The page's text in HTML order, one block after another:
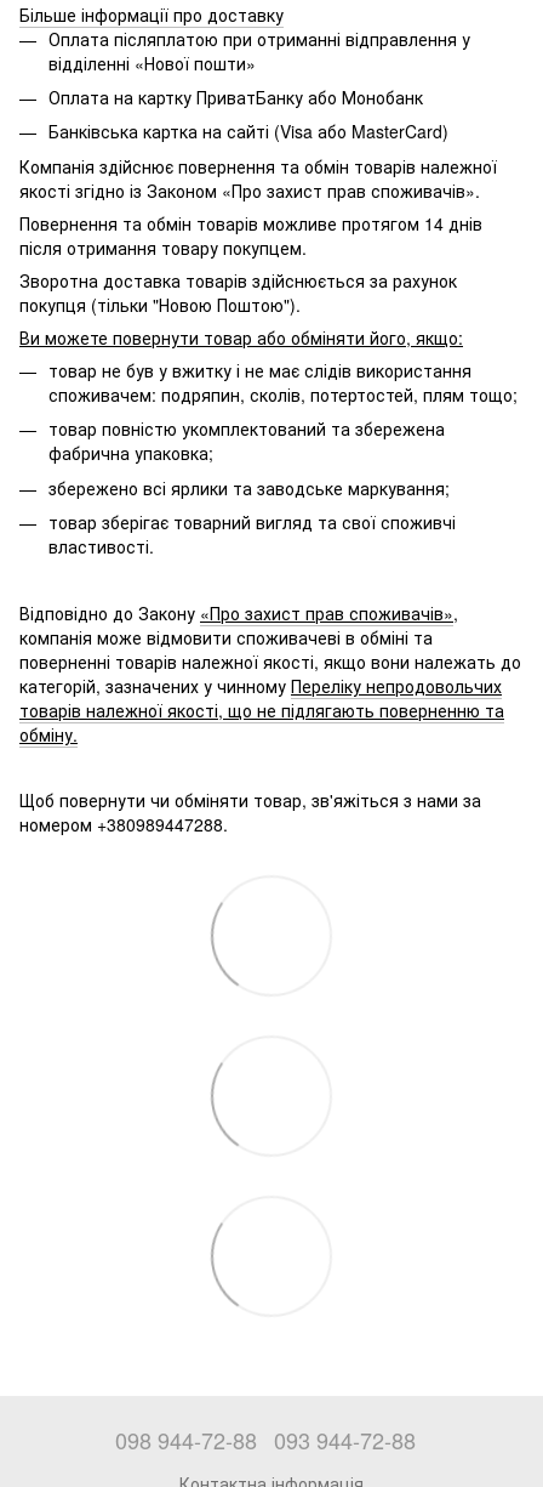
Більше інформації про доставку
Оплата післяплатою при отриманні відправлення у
відділенні «Нової пошти»
Оплата на картку ПриватБанку або Монобанк
Банківська картка на сайті (Visa або MasterCard)
Компанія здійснює повернення та обмін товарів належної
якості згідно із Законом «Про захист прав споживачів».
Повернення та обмін товарів можливе протягом 14 днів
після отримання товару покупцем.
Зворотна доставка товарів здійснюється за рахунок
покупця (тільки "Новою Поштою").
Ви можете повернути товар або обміняти його, якщо:
товар не був у вжитку і не має слідів використання
споживачем: подряпин, сколів, потертостей, плям тощо;
товар повністю укомплектований та збережена
фабрична упаковка;
збережено всі ярлики та заводське маркування;
товар зберігає товарний вигляд та свої споживчі
властивості.
Відповідно до Закону «Про захист прав споживачів»,
компанія може відмовити споживачеві в обміні та
поверненні товарів належної якості, якщо вони належать до
категорій, зазначених у чинному Переліку непродовольчих
товарів належної якості, що не підлягають поверненню та
обміну.
Щоб повернути чи обміняти товар, зв'яжіться з нами за
номером +380989447288.
098 944-72-88 093 944-72-88